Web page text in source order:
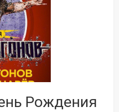
Рождения